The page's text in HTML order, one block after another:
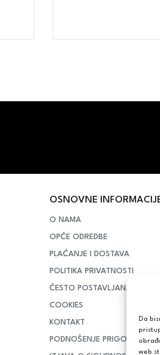
Da
web
OSNOVNE
O NAMA
OPĆE ODREDBE
PLAĆANJE I DOSTAVA
POLITIKA PRIVATNOSTI
ČESTO POSTAVLJANA PITANJA
COOKIES
KONTAKT
PODNOŠENJE PRIGOVORA